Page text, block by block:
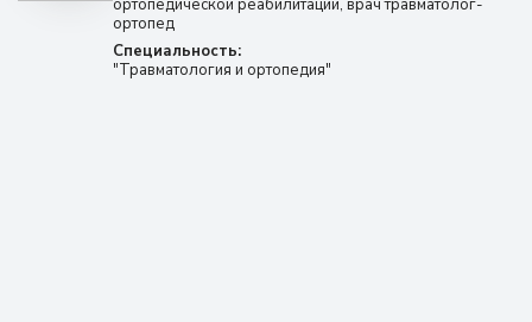
ортопедической реабилитации, врач травматолог-
ортопед
Специальность:
"Травматология и ортопедия"